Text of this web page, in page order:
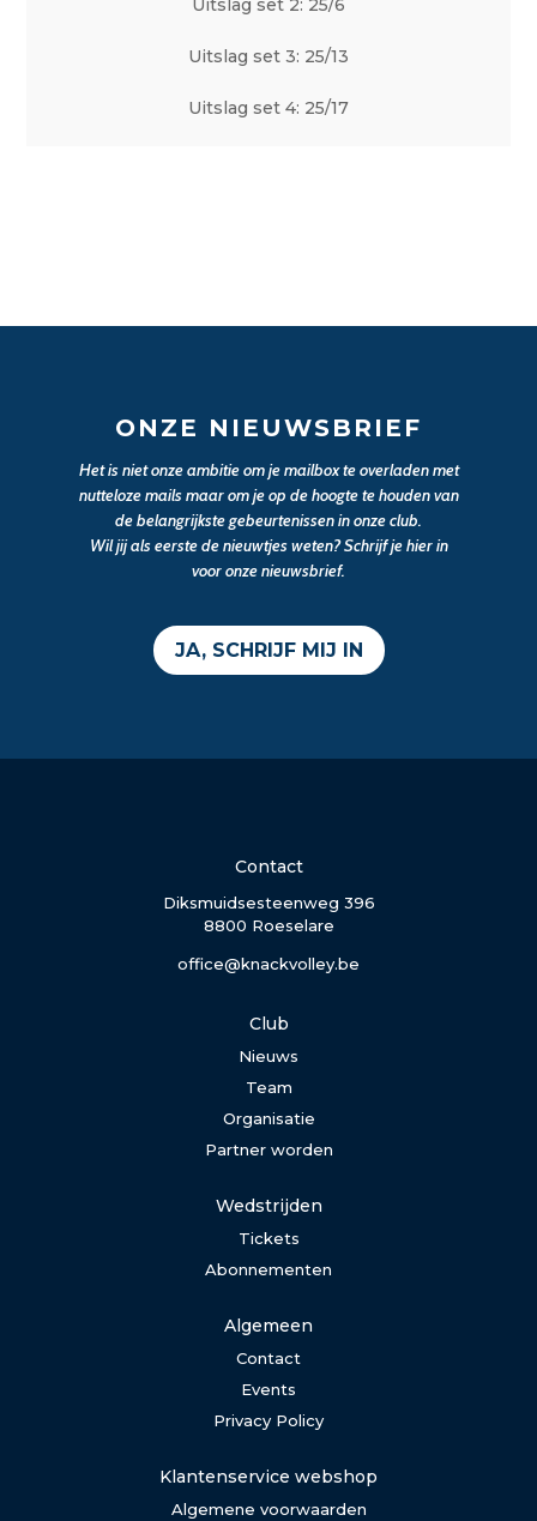
Uitslag set 2: 25/6
Uitslag set 3: 25/13
Uitslag set 4: 25/17
ONZE NIEUWSBRIEF
Het is niet onze ambitie om je mailbox te overladen met
nutteloze mails maar om je op de hoogte te houden van
de belangrijkste gebeurtenissen in onze club.
Wil jij als eerste de nieuwtjes weten? Schrijf je hier in
voor onze nieuwsbrief.
JA, SCHRIJF MIJ IN
Contact
Diksmuidsesteenweg 396
8800 Roeselare
office@knackvolley.be
Club
Nieuws
Team
Organisatie
Partner worden
Wedstrijden
Tickets
Abonnementen
Algemeen
Contact
Events
Privacy Policy
Klantenservice webshop
Algemene voorwaarden